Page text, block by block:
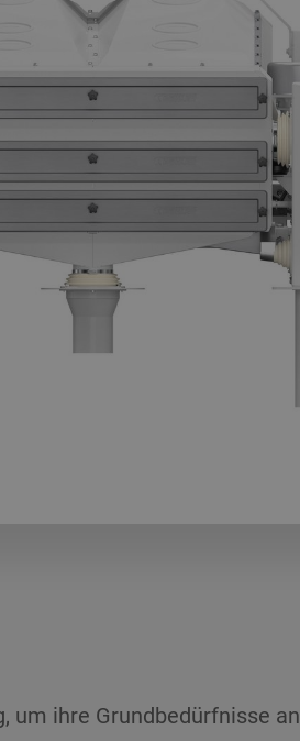
um ihre Grundbedürfnisse an